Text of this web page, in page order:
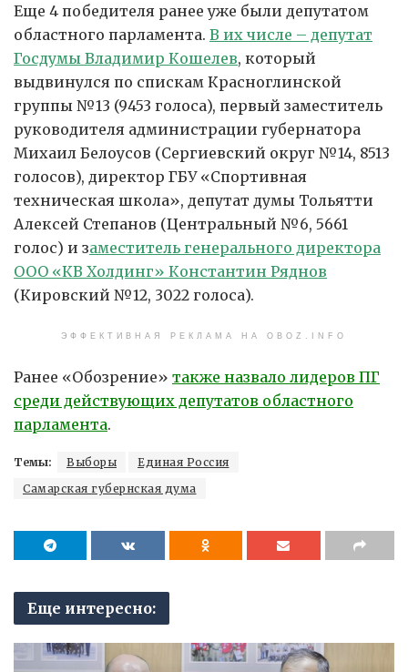
Еще 4 победителя ранее уже были депутатом
областного парламента. В их числе – депутат
Госдумы Владимир Кошелев, который
выдвинулся по спискам Красноглинской
группы №13 (9453 голоса), первый заместитель
руководителя администрации губернатора
Михаил Белоусов (Сергиевский округ №14, 8513
голосов), директор ГБУ «Спортивная
техническая школа», депутат думы Тольятти
Алексей Степанов (Центральный №6, 5661
голос) и заместитель генерального директора
ООО «КВ Холдинг» Константин Ряднов
(Кировский №12, 3022 голоса).
ЭФФЕКТИВНАЯ РЕКЛАМА НА OBOZ.INFO
Ранее «Обозрение» также назвало лидеров ПГ
среди действующих депутатов областного
парламента.
Темы: Выборы
Единая Россия
Самарская губернская дума
Еще интересно: